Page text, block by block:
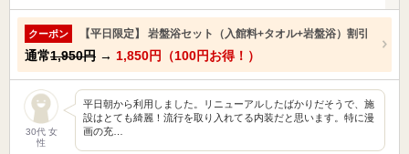
クーポン 【平日限定】 岩盤浴セット（入館料+タオル+岩盤浴）割引
通常1,950円 → 1,850円（100円お得！）
30代 女
性
平日朝から利用しました。リニューアルしたばかりだそうで、施
設はとても綺麗！流行を取り入れてる内装だと思います。特に漫
画の充…